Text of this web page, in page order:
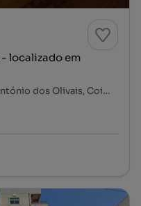
localizado em
Bairro Norton de Matos, Santo António dos Olivais, Coimbra, Coimbra